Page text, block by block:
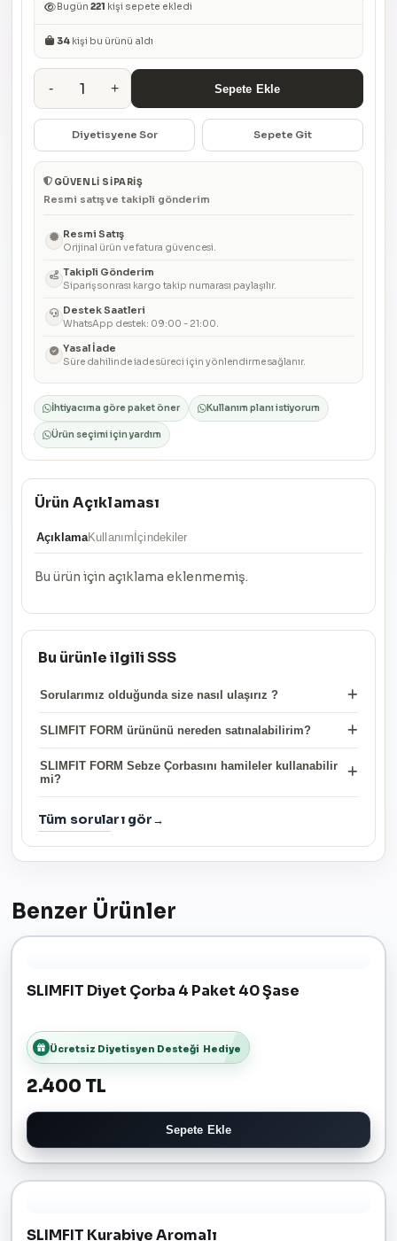
Bugün 221 kişi sepete ekledi
34 kişi bu ürünü aldı
- 1 + Sepete Ekle
Diyetisyene Sor Sepete Git
GÜVENLI SIPARIŞ
Resmi satış ve takipli gönderim
Resmi Satış
Orijinal ürün ve fatura güvencesi.
Takipli Gönderim
Sipariş sonrası kargo takip numarası paylaşılır.
Destek Saatleri
WhatsApp destek: 09:00 - 21:00.
Yasal İade
Süre dahilinde iade süreci için yönlendirme sağlanır.
İhtiyacıma göre paket öner Kullanım planı istiyorum
Ürün seçimi için yardım
Ürün Açıklaması
AçıklamaKullanım İçindekiler
Bu ürün için açıklama eklenmemiş.
Bu ürünle ilgili SSS
Sorularımız olduğunda size nasıl ulaşırız ?
SLIMFIT FORM ürününü nereden satınalabilirim?
SLIMFIT FORM Sebze Çorbasını hamileler kullanabilir
mi?
Tüm soruları gör
Benzer Ürünler
SLIMFIT Diyet Çorba 4 Paket 40 Şase
Ücretsiz Diyetisyen Desteği Hediye
2.400 TL
Sepete Ekle
SLIMFIT Kurabiye Aromalı